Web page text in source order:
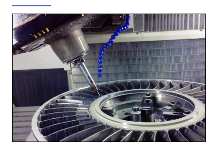
LEDライト部品 ダイカストサービス
カスタムメカニカルキーボードはなぜ人気
CNC加工サービスによるCCTV機器アクセ
カスタムバイクのパーツを近くで入手する
CNC加工が精密部品業界を変える
複雑な部品の精密加工時の注意点
CNC機械加工会社とは？
2022年 中国におけるCNC工作機械の開発動
アルミニウム高速加工ガイドの決定版